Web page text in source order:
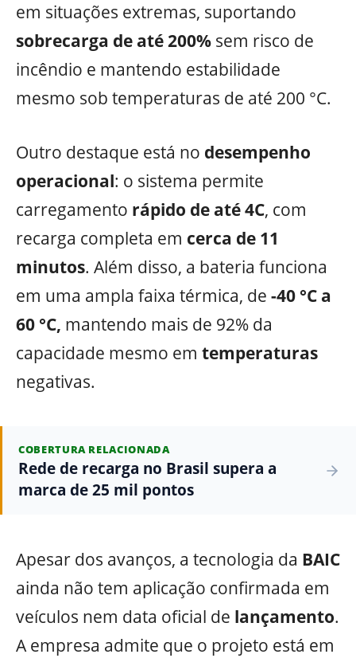
em situações extremas, suportando
sobrecarga de até 200% sem risco de
incêndio e mantendo estabilidade
mesmo sob temperaturas de até 200 °C.
Outro destaque está no desempenho
operacional: o sistema permite
carregamento rápido de até 4C, com
recarga completa em cerca de 11
minutos. Além disso, a bateria funciona
em uma ampla faixa térmica, de -40 °C a
60 °C, mantendo mais de 92% da
capacidade mesmo em temperaturas
negativas.
COBERTURA RELACIONADA
Rede de recarga no Brasil supera a
marca de 25 mil pontos
Apesar dos avanços, a tecnologia da BAIC
ainda não tem aplicação confirmada em
veículos nem data oficial de lançamento.
A empresa admite que o projeto está em